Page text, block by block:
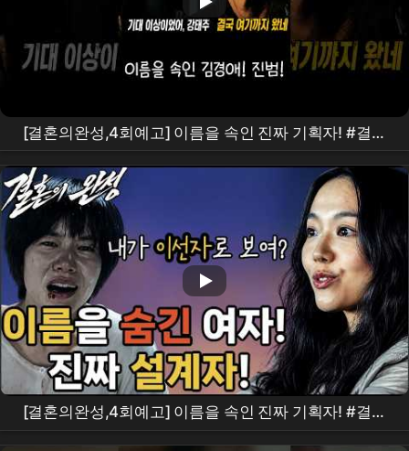
[결혼의완성,4회예고] 이름을 속인 진짜 기획자! #결혼
의완성
[결혼의완성,4회예고] 이름을 속인 진짜 기획자! #결혼
의완성